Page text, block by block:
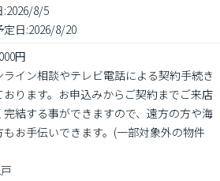
:2026/8/5
日:2026/8/20
円
ライン相談やテレビ電話による契約手続き
おります。お申込みからご契約までご来店
完結する事ができますので、遠方の方や海
お手伝いできます。(一部対象外の物件